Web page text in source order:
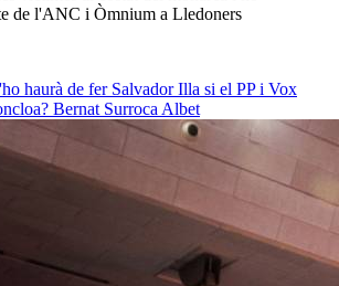
de l'ANC i Òmnium a Lledoners
haurà de fer Salvador Illa si el PP i Vox
Bernat Surroca Albet